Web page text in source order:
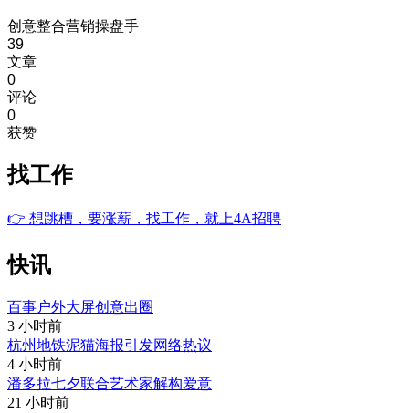
创意整合营销操盘手
39
文章
0
评论
0
获赞
找工作
👉 想跳槽，要涨薪，找工作，就上4A招聘
快讯
百事户外大屏创意出圈
3 小时前
杭州地铁泥猫海报引发网络热议
4 小时前
潘多拉七夕联合艺术家解构爱意
21 小时前